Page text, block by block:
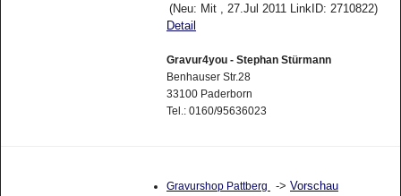
(Neu: Mit , 27.Jul 2011 LinkID: 2710822)
Detail
Gravur4you - Stephan Stürmann
Benhauser Str.28
33100 Paderborn
Tel.: 0160/95636023
Gravurshop Pattberg -> Vorschau